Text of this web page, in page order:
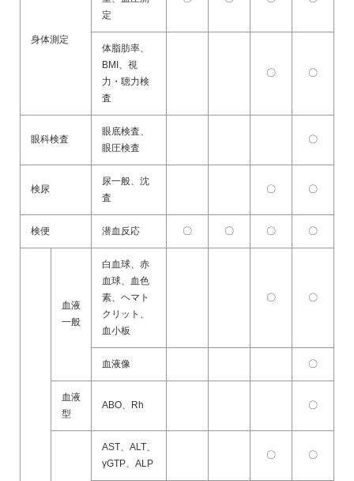
身体測定
定
体脂肪率、
BMI、視
力・聴力検
査
〇 〇
眼科検査
眼底検査、
眼圧検査
〇
検尿
尿一般、沈
査
〇 〇
検便 潜血反応 〇 〇 〇 〇
血液
一般
白血球、赤
血球、血色
素、ヘマト
クリット、
血小板
〇 〇
血液像 〇
血液
型
ABO、Rh 〇
AST、ALT、
γGTP、ALP
〇 〇